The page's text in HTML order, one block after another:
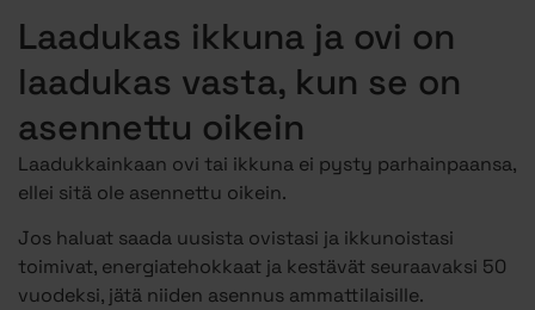
Laadukas ikkuna ja ovi on
laadukas vasta, kun se on
asennettu oikein
Laadukkainkaan ovi tai ikkuna ei pysty parhainpaansa,
ellei sitä ole asennettu oikein.
Jos haluat saada uusista ovistasi ja ikkunoistasi
toimivat, energiatehokkaat ja kestävät seuraavaksi 50
vuodeksi, jätä niiden asennus ammattilaisille.